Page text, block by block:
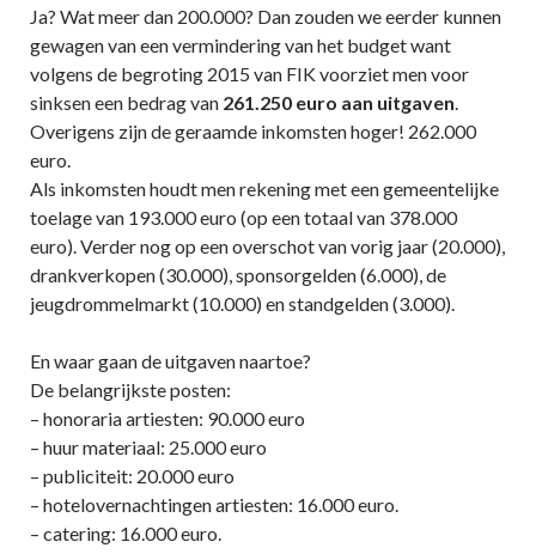
Ja? Wat meer dan 200.000? Dan zouden we eerder kunnen
gewagen van een vermindering van het budget want
volgens de begroting 2015 van FIK voorziet men voor
sinksen een bedrag van 261.250 euro aan uitgaven.
Overigens zijn de geraamde inkomsten hoger! 262.000
euro.
Als inkomsten houdt men rekening met een gemeentelijke
toelage van 193.000 euro (op een totaal van 378.000
euro). Verder nog op een overschot van vorig jaar (20.000),
drankverkopen (30.000), sponsorgelden (6.000), de
jeugdrommelmarkt (10.000) en standgelden (3.000).
En waar gaan de uitgaven naartoe?
De belangrijkste posten:
– honoraria artiesten: 90.000 euro
– huur materiaal: 25.000 euro
– publiciteit: 20.000 euro
– hotelovernachtingen artiesten: 16.000 euro.
– catering: 16.000 euro.